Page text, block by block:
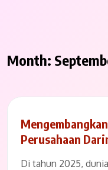
Month:
Perusahaan
Di tahun 2025,